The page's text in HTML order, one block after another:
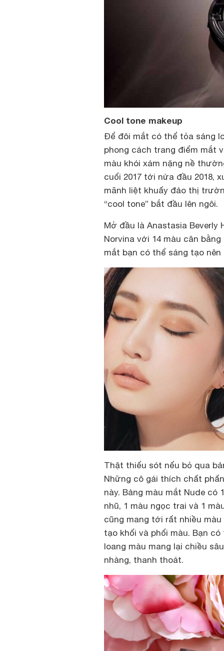
Cool tone makeup
Để đôi mắt có thể tỏa sáng
phong cách trang điểm mắt
màu khói xám nặng nề
cuối 2017 tới nửa đầu 2018,
mãnh liệt khuấy đảo thị
“cool tone” bắt đầu lên ngôi.
Mở đầu là Anastasia Beverly
Norvina với 14 màu cân
mắt bạn có thể sáng tạo nên
Thật thiếu sót nếu bỏ qua
Những cô gái thích chất
này. Bảng màu mắt Nude có
nhũ, 1 màu ngọc trai và 1
cũng mang tới rất nhiều
tạo khối và phối màu. Bạn
loang màu mang lại chiều
nhàng, thanh thoát.